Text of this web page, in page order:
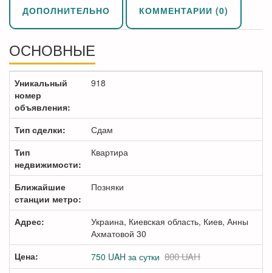
ДОПОЛНИТЕЛЬНО КОММЕНТАРИИ (0)
ОСНОВНЫЕ
Уникальный
номер
объявления:
918
Тип сделки:
Сдам
Тип
недвижимости:
Квартира
Ближайшие
станции метро:
Позняки
Адрес:
Украина, Киевская область, Киев, Анны
Ахматовой 30
Цена:
750 UAH за сутки 800 UAH